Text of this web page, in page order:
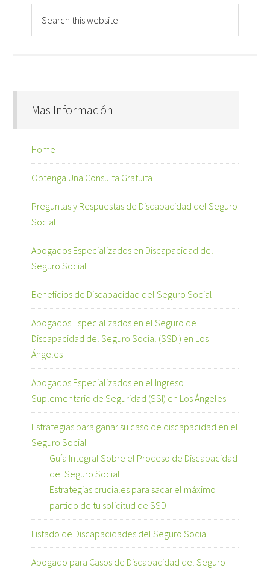
Mas Información
Home
Obtenga Una Consulta Gratuita
Preguntas y Respuestas de Discapacidad del Seguro
Social
Abogados Especializados en Discapacidad del
Seguro Social
Beneficios de Discapacidad del Seguro Social
Abogados Especializados en el Seguro de
Discapacidad del Seguro Social (SSDI) en Los
Ángeles
Abogados Especializados en el Ingreso
Suplementario de Seguridad (SSI) en Los Ángeles
Estrategias para ganar su caso de discapacidad en el
Seguro Social
Guía Integral Sobre el Proceso de Discapacidad
del Seguro Social
Estrategias cruciales para sacar el máximo
partido de tu solicitud de SSD
Listado de Discapacidades del Seguro Social
Abogado para Casos de Discapacidad del Seguro